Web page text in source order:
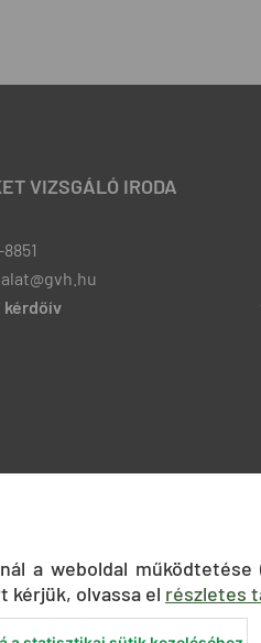
VIZSGÁLÓ IRODA
kérdőív
a weboldal
olvassa el részletes